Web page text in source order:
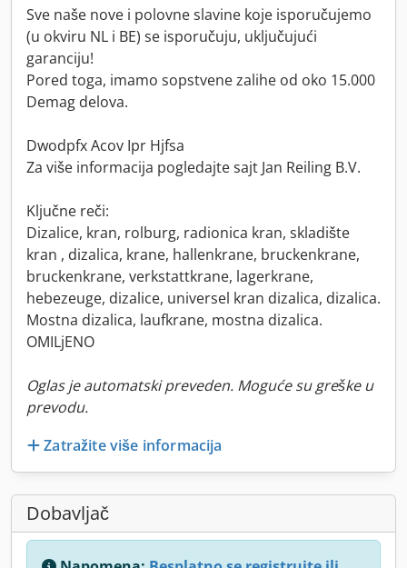
Sve naše nove i polovne slavine koje isporučujemo
(u okviru NL i BE) se isporučuju, uključujući
garanciju!
Pored toga, imamo sopstvene zalihe od oko 15.000
Demag delova.
Dwodpfx Acov Ipr Hjfsa
Za više informacija pogledajte sajt Jan Reiling B.V.
Ključne reči:
Dizalice, kran, rolburg, radionica kran, skladište
kran , dizalica, krane, hallenkrane, bruckenkrane,
bruckenkrane, verkstattkrane, lagerkrane,
hebezeuge, dizalice, universel kran dizalica, dizalica.
Mostna dizalica, laufkrane, mostna dizalica.
OMILjENO
Oglas je automatski preveden. Moguće su greške u
prevodu.
Zatražite više informacija
Dobavljač